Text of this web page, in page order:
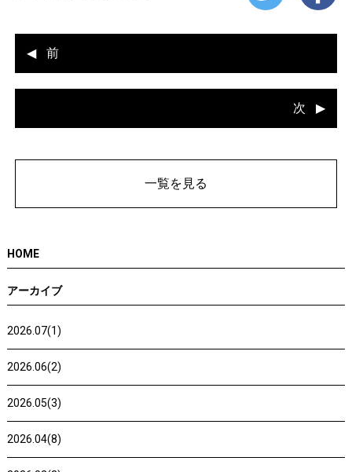
前
次
一覧を見る
HOME
アーカイブ
2026.07(1)
2026.06(2)
2026.05(3)
2026.04(8)